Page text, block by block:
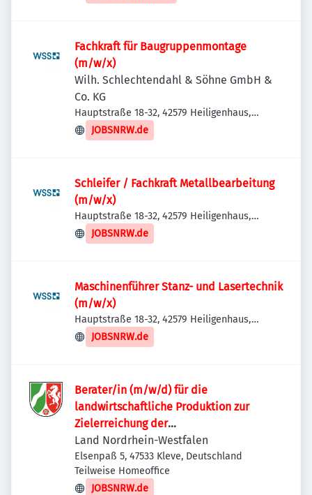
Fachkraft für Baugruppenmontage
(m/w/x)
Wilh. Schlechtendahl & Söhne GmbH &
Co. KG
Hauptstraße 18-32, 42579 Heiligenhaus,
Deutschland
JOBSNRW.de
Schleifer / Fachkraft Metallbearbeitung
(m/w/x)
Hauptstraße 18-32, 42579 Heiligenhaus,
Deutschland
JOBSNRW.de
Maschinenführer Stanz- und Lasertechnik
(m/w/x)
Hauptstraße 18-32, 42579 Heiligenhaus,
Deutschland
JOBSNRW.de
Berater/in (m/w/d) für die
landwirtschaftliche Produktion zur
Zielerreichung der
Wasserrahmenrichtlinie
Land Nordrhein-Westfalen
Elsenpaß 5, 47533 Kleve, Deutschland
Teilweise Homeoffice
JOBSNRW.de